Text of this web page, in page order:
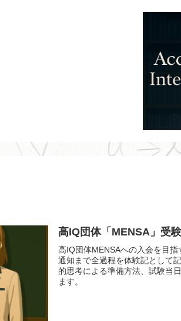
高IQ団体「MENSA」受
高IQ団体MENSAへの入会を目
通知まで全過程を体験記として
的思考による準備方法、試験当
ます。